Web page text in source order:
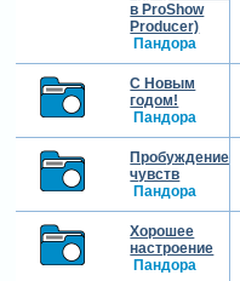
в ProShow
Producer)
Пандора
С Новым
годом!
Пандора
Пробуждение
чувств
Пандора
Хорошее
настроение
Пандора